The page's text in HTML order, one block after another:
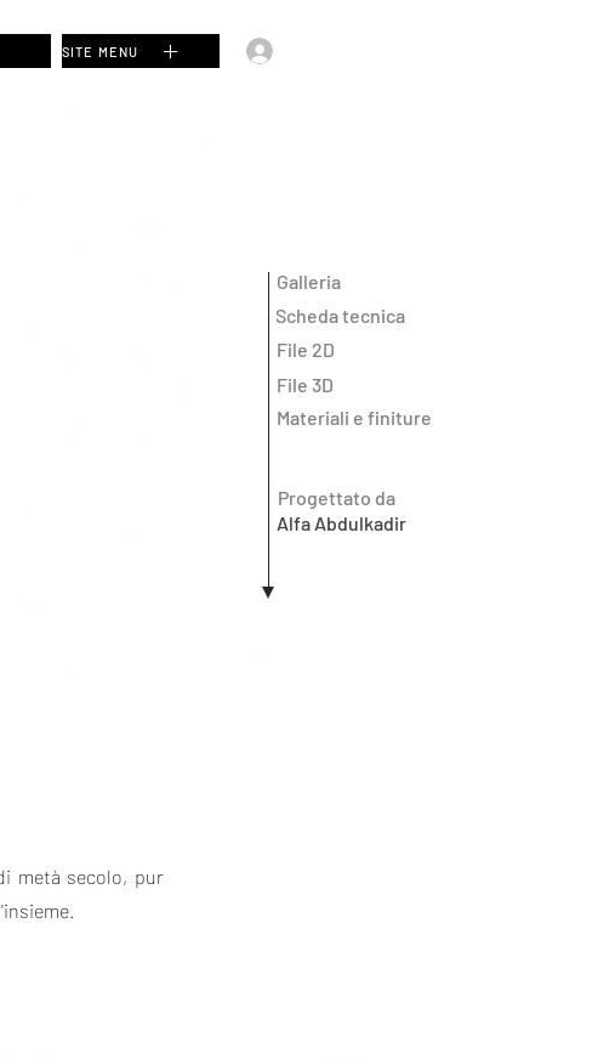
SITE MENU
Galleria
Scheda tecnica
File 2D
File 3D
Materiali e finiture
Progettato da
Alfa Abdulkadir
metà secolo, pur